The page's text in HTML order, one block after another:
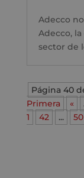
Adecco
Adecco,
sector de
Página 40
Primera
«
1
42 ... 50